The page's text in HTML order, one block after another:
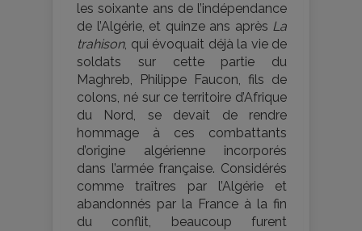
les soixante ans de l’indépendance
de l’Algérie, et quinze ans après La
trahison, qui évoquait déjà la vie de
soldats sur cette partie du
Maghreb, Philippe Faucon, fils de
colons, né sur ce territoire d’Afrique
du Nord, se devait de rendre
hommage à ces combattants
d’origine algérienne incorporés
dans l’armée française. Considérés
comme traîtres par l’Algérie et
abandonnés par la France à la fin
du conflit, beaucoup furent